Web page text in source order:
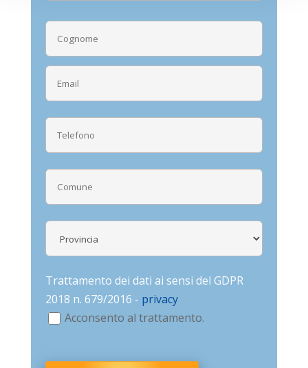
Trattamento dei dati ai sensi del GDPR
2018 n. 679/2016 - privacy
Acconsento al trattamento.